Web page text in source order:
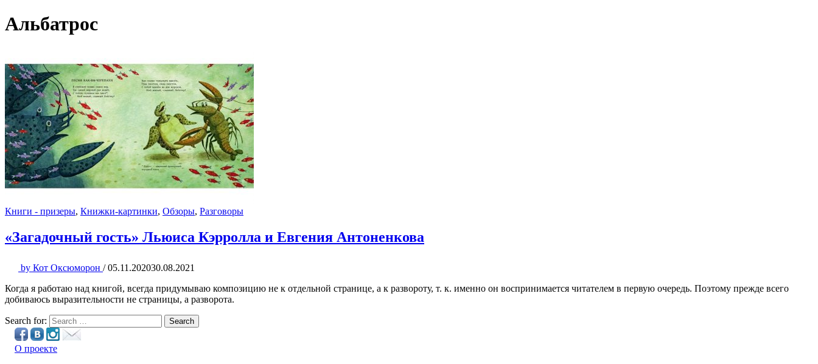
Альбатрос
Книги - призеры, Книжки-картинки, Обзоры, Разговоры
«Загадочный гость» Льюиса Кэрролла и Евгения Антоненкова
by Кот Оксюморон / 05.11.202030.08.2021
Когда я работаю над книгой, всегда придумываю композицию не к отдельной странице, а к развороту, т. к. именно он воспринимается читателем в первую очередь. Поэтому прежде всего
добиваюсь выразительности не страницы, а разворота.
Search for: Search
О проекте